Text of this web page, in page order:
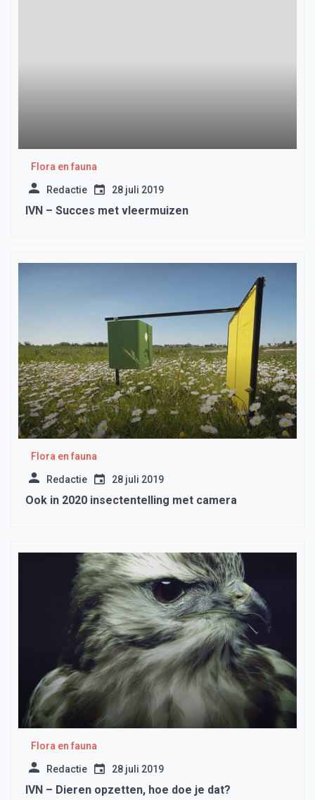
Flora en fauna
Redactie 28 juli 2019
IVN – Succes met vleermuizen
Flora en fauna
Redactie 28 juli 2019
Ook in 2020 insectentelling met camera
Flora en fauna
Redactie 28 juli 2019
IVN – Dieren opzetten, hoe doe je dat?